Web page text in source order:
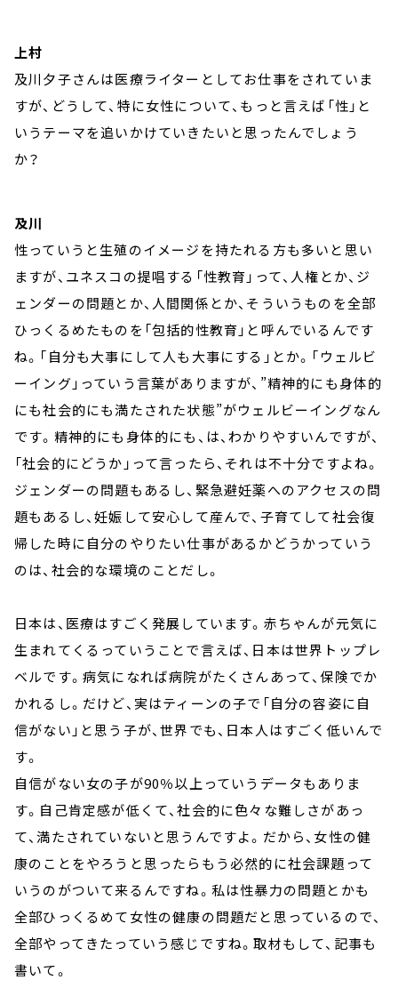
上村
及川夕子さんは医療ライターとしてお仕事をされていま
すが、どうして、特に女性について、もっと言えば「性」と
いうテーマを追いかけていきたいと思ったんでしょう
か？
及川
性っていうと生殖のイメージを持たれる方も多いと思い
ますが、ユネスコの提唱する「性教育」って、人権とか、ジ
ェンダーの問題とか、人間関係とか、そういうものを全部
ひっくるめたものを「包括的性教育」と呼んでいるんです
ね。「自分も大事にして人も大事にする」とか。「ウェルビ
ーイング」っていう言葉がありますが、”精神的にも身体的
にも社会的にも満たされた状態”がウェルビーイングなん
です。精神的にも身体的にも、は、わかりやすいんですが、
「社会的にどうか」って言ったら、それは不十分ですよね。
ジェンダーの問題もあるし、緊急避妊薬へのアクセスの問
題もあるし、妊娠して安心して産んで、子育てして社会復
帰した時に自分のやりたい仕事があるかどうかっていう
のは、社会的な環境のことだし。
日本は、医療はすごく発展しています。赤ちゃんが元気に
生まれてくるっていうことで言えば、日本は世界トップレ
ベルです。病気になれば病院がたくさんあって、保険でか
かれるし。だけど、実はティーンの子で「自分の容姿に自
信がない」と思う子が、世界でも、日本人はすごく低いんで
す。
自信がない女の子が90％以上っていうデータもありま
す。自己肯定感が低くて、社会的に色々な難しさがあっ
て、満たされていないと思うんですよ。だから、女性の健
康のことをやろうと思ったらもう必然的に社会課題って
いうのがついて来るんですね。私は性暴力の問題とかも
全部ひっくるめて女性の健康の問題だと思っているので、
全部やってきたっていう感じですね。取材もして、記事も
書いて。